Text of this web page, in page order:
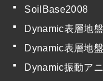
SoilBase2008
Dynamic表層地
Dynamic表層地
Dynamic振動ア